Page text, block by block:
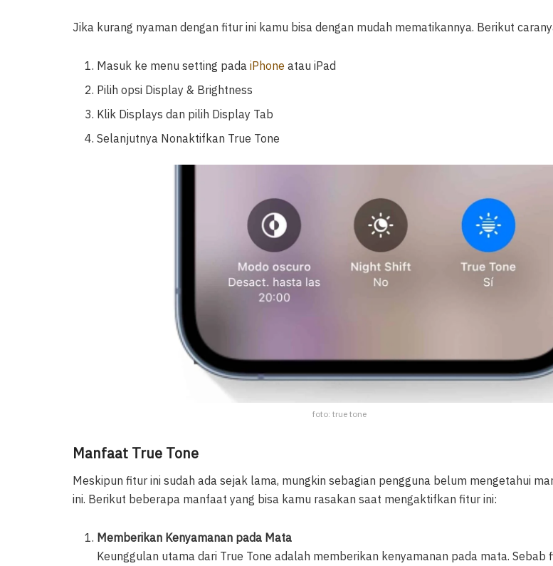
Jika kurang nyaman dengan fitur ini kamu bisa dengan mudah mematikannya. Berikut
Masuk ke menu setting padaiPhone atau iPad
Pilih opsi Display & Brightness
Klik Displays dan pilih Display Tab
Selanjutnya Nonaktifkan True Tone
foto: true tone
Manfaat True Tone
Meskipun fitur ini sudah ada sejak lama, mungkin sebagian pengguna belum mengetahui
ini. Berikut beberapa manfaat yang bisa kamu rasakan saat mengaktifkan fitur ini:
Memberikan Kenyamanan pada Mata
Keunggulan utama dari True Tone adalah memberikan kenyamanan pada mata. Sebab